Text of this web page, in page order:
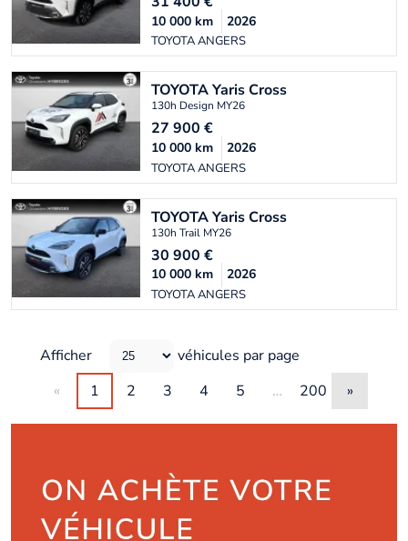
TOYOTA ANGERS
10 000 km 2026
TOYOTAYaris Cross
130h Design MY26
27 900 €
TOYOTA ANGERS
10 000 km 2026
TOYOTAYaris Cross
130h Trail MY26
30 900 €
TOYOTA ANGERS
10 000 km 2026
Afficher
véhicules par page
«
1 2 3 4 5 … 200 »